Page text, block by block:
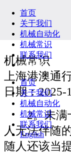
首页
关于我们
机械自动化
机械常识
联系我们
English
首页
关于我们
机械自动化
机械常识
联系我们
English
机械常识
上海港澳通
日期：2025-
2。未满十
人无法伴随
随人还该当